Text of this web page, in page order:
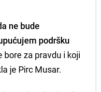
ne bude
podršku
bore za pravdu i koji
je Pirc Musar.